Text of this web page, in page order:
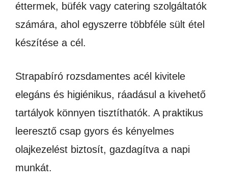
éttermek, büfék vagy catering szolgáltatók
számára, ahol egyszerre többféle sült étel
készítése a cél.
Strapabíró rozsdamentes acél kivitele
elegáns és higiénikus, ráadásul a kivehető
tartályok könnyen tisztíthatók. A praktikus
leeresztő csap gyors és kényelmes
olajkezelést biztosít, gazdagítva a napi
munkát.